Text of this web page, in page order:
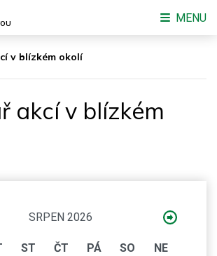
v blízkém okolí
akcí v blízkém
SRPEN 2026
ST ČT PÁ SO
NE
MENU